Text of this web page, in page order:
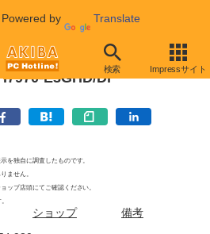
Powered by Translate
検索 Impressサイト
E3GHD/DF
を独自に調査したものです。
ません。
ップ店頭にてご確認ください。
ショップ
備考